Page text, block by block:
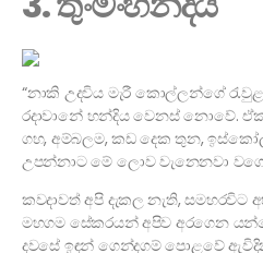
“නාකි උදවිය මැරී කොල්ලන්ගේ
රදාවානේ හන්දිය වෙනස් නොවේ.
ගහ, අම්බලම, කඩ දෙක තුන,
උපන්නාට මේ ලොව වැනෙනවා
කවදාවත් අපි දැකල නැති, සමහරවිට
මහගම සේකරයන් අපිව අරගෙන
දවසේ ඉඳන් ගෙන්දගම් පොළවේ